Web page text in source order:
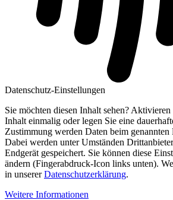
Datenschutz-Einstellungen
Sie möchten diesen Inhalt sehen?
Inhalt einmalig oder legen Sie eine
Zustimmung werden Daten beim
Dabei werden unter Umständen
Endgerät gespeichert. Sie können diese
ändern (Fingerabdruck-Icon links unten).
in unsererDatenschutzerklärung.
Weitere Informationen